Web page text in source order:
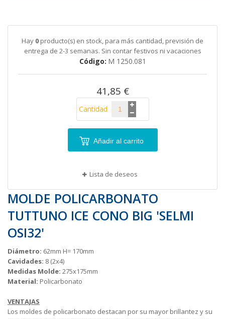
comienzo
galería
imágenes
Hay 0 producto(s) en stock, para más cantidad, previsión de
entrega de 2-3 semanas. Sin contar festivos ni vacaciones
Código M 1250.081
41,85 €
Cantidad
Añadir al carrito
Lista de deseos
MOLDE POLICARBONATO
TUTTUNO ICE CONO BIG 'SELMI
OSI32'
Diámetro: 62mm H= 170mm
Cavidades: 8 (2x4)
Medidas Molde: 275x175mm
Material: Policarbonato
VENTAJAS
Los moldes de policarbonato destacan por su mayor brillantez y su